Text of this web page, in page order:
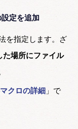
定を追加
を指定します。ざ
た場所にファイル
クロの詳細 」で